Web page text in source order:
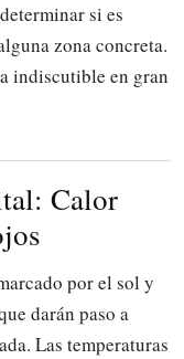
si es
zona concreta.
indiscutible en gran
Calor
por el sol y
darán paso a
Las temperaturas